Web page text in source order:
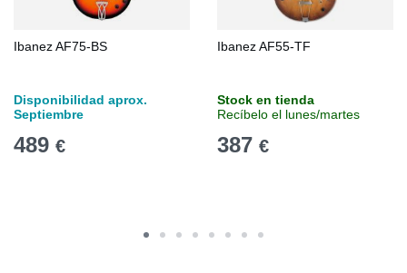
Ibanez AF75-BS
Disponibilidad aprox.
Septiembre
489 €
Ibanez AF55-TF
Stock en tienda
Recíbelo el lunes/martes
387 €